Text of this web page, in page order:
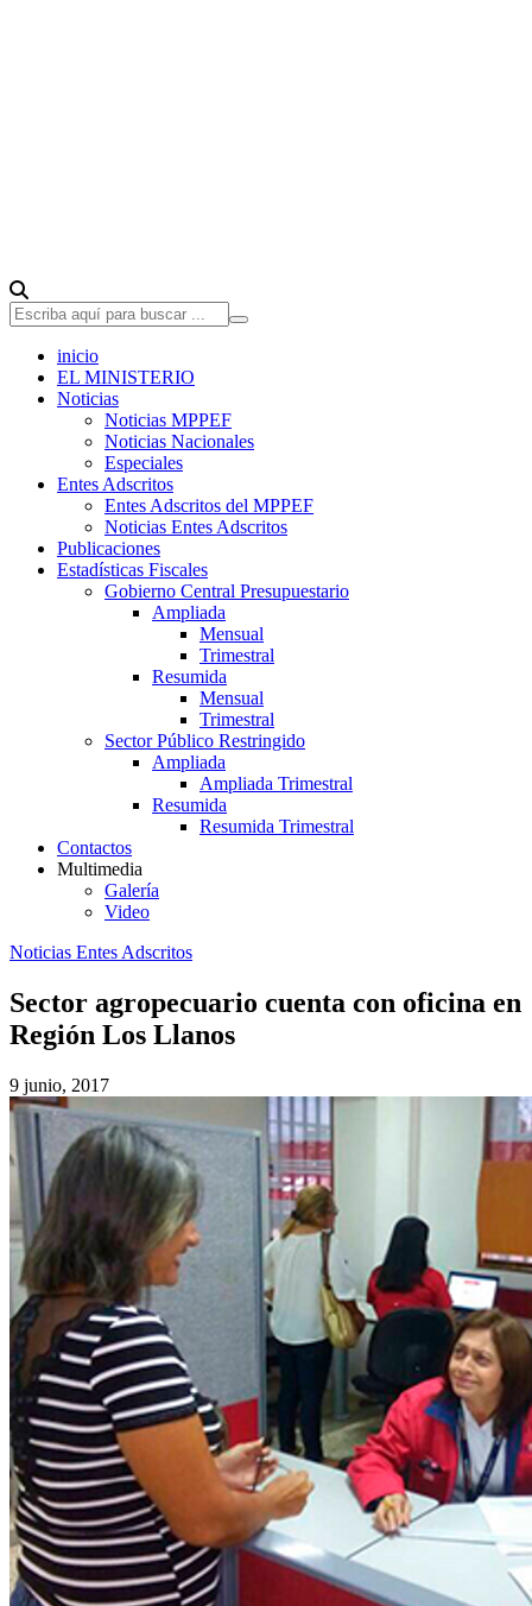
inicio
EL MINISTERIO
Noticias
Noticias MPPEF
Noticias Nacionales
Especiales
Entes Adscritos
Entes Adscritos del MPPEF
Noticias Entes Adscritos
Publicaciones
Estadísticas Fiscales
Gobierno Central Presupuestario
Ampliada
Mensual
Trimestral
Resumida
Mensual
Trimestral
Sector Público Restringido
Ampliada
Ampliada Trimestral
Resumida
Resumida Trimestral
Contactos
Multimedia
Galería
Video
Noticias Entes Adscritos
Sector agropecuario cuenta con oficina en
Región Los Llanos
9 junio, 2017